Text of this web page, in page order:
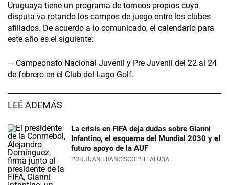
Uruguaya tiene un programa de torneos propios cuya
disputa va rotando los campos de juego entre los clubes
afiliados. De acuerdo a lo comunicado, el calendario para
este año es el siguiente:
— Campeonato Nacional Juvenil y Pre Juvenil del 22 al 24
de febrero en el Club del Lago Golf.
LEÉ ADEMÁS
La crisis en FIFA deja dudas sobre Gianni
Infantino, el esquema del Mundial 2030 y el
futuro apoyo de la AUF
POR JUAN FRANCISCO PITTALUGA